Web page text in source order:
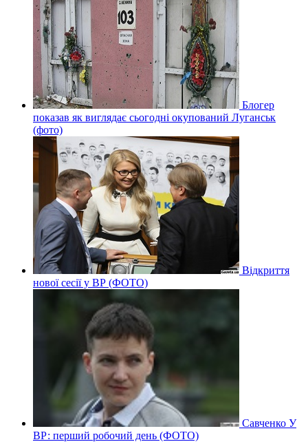
Блогер
показав як виглядає сьогодні окупований Луганськ
(фото)
Відкриття
нової сесії у ВР (ФОТО)
Савченко У
ВР: перший робочий день (ФОТО)